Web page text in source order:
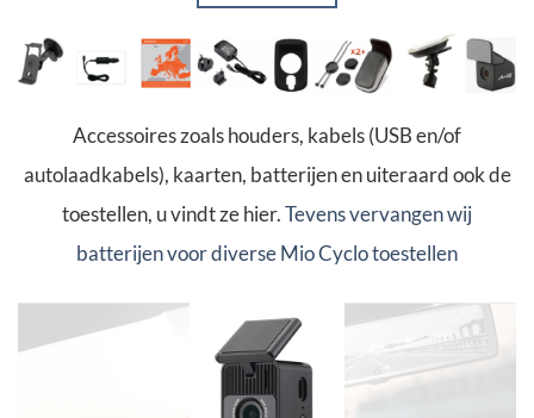
Accessoires zoals houders, kabels (USB en/of
autolaadkabels), kaarten, batterijen en uiteraard ook de
toestellen, u vindt ze hier. Tevens vervangen wij
batterijen voor diverse Mio Cyclo toestellen